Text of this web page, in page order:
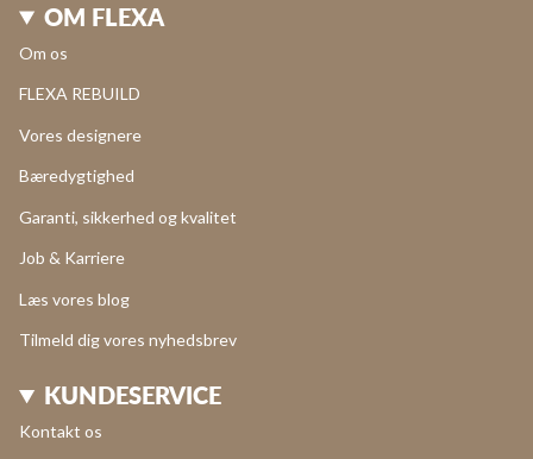
OM FLEXA
Om os
FLEXA REBUILD
Vores designere
Bæredygtighed
Garanti, sikkerhed og kvalitet
Job & Karriere
Læs vores blog
Tilmeld dig vores nyhedsbrev
KUNDESERVICE
Kontakt os